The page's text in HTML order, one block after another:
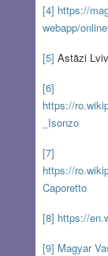
[4] https://
webapp/
[5] Astăzi
[6]
https://
_Isonzo
[7]
https://
Caporetto
[8] https://
[9] Magyar